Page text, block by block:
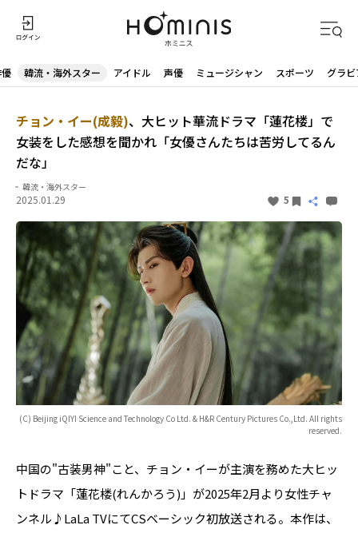
韓流・海外スター アイドル 声優 ミュージシャン スポーツ グラビ
チョン・イー(成毅)、大ヒット華流ドラマ「蓮花楼」で
女装をした感想を聞かれ「女優さんたちは苦労してるん
だな」
韓流・海外スター
2025.01.29 5
(C) Beijing iQIYI Science and Technology Co Ltd. & H&R Century Pictures Co.,Ltd. All rights
reserved.
中国の"古装男神"こと、チョン・イーが主演を務めた大ヒッ
トドラマ「蓮花楼(れんかろう)」が2025年2月より女性チャ
ンネル♪LaLa TVにてCSベーシック初放送される。本作は、